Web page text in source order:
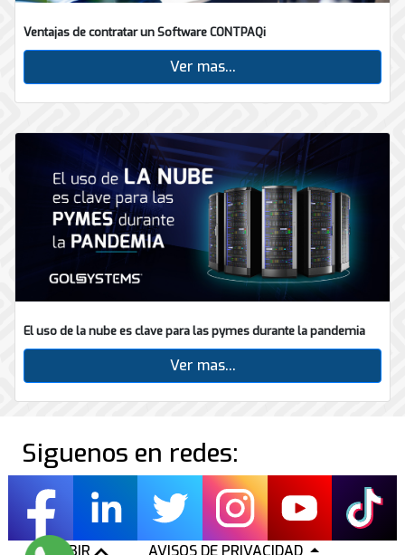
Ventajas de contratar un Software CONTPAQi
Ver mas...
El uso de la nube es clave para las pymes durante la pandemia
Ver mas...
Siguenos en redes:
SUBIR AVISOS DE PRIVACIDAD